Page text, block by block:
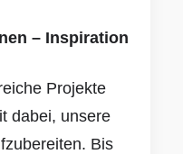
– Inspiration
Projekte
dabei, unsere
Bis